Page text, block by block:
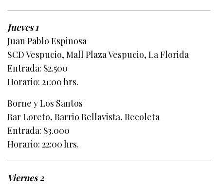
Jueves 1
Juan Pablo Espinosa
SCD Vespucio, Mall Plaza Vespucio, La Florida
Entrada: $2.500
Horario: 21:00 hrs.
Borne y Los Santos
Bar Loreto, Barrio Bellavista, Recoleta
Entrada: $3.000
Horario: 22:00 hrs.
Viernes 2